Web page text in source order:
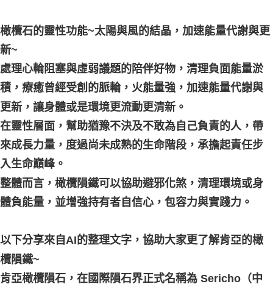
橄欖石的靈性功能~太陽與風的結晶，加速能量代謝與更
新~
處理心輪阻塞與虛弱議題的陪伴好物，清理負面能量淤
積，療癒曾經受創的脈輪，火能量強，加速能量代謝與
更新，讓身體或是環境更流動更清新。
在靈性層面，幫助猶豫不決及不敢為自己負責的人，帶
來成長力量，度過尚未成熟的生命階段，承擔起責任步
入生命巔峰。
整體而言，橄欖隕鐵可以協助避邪化煞，清理環境或身
體負能量，並增強持有者自信心，包容力與實踐力。
以下分享來自AI的整理文字，協助大家更了解肯亞的橄
欖隕鐵~
肯亞橄欖隕石，在國際隕石界正式名稱為 Sericho（中